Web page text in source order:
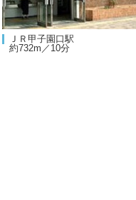
ＪＲ甲子園口駅
約732m／10分